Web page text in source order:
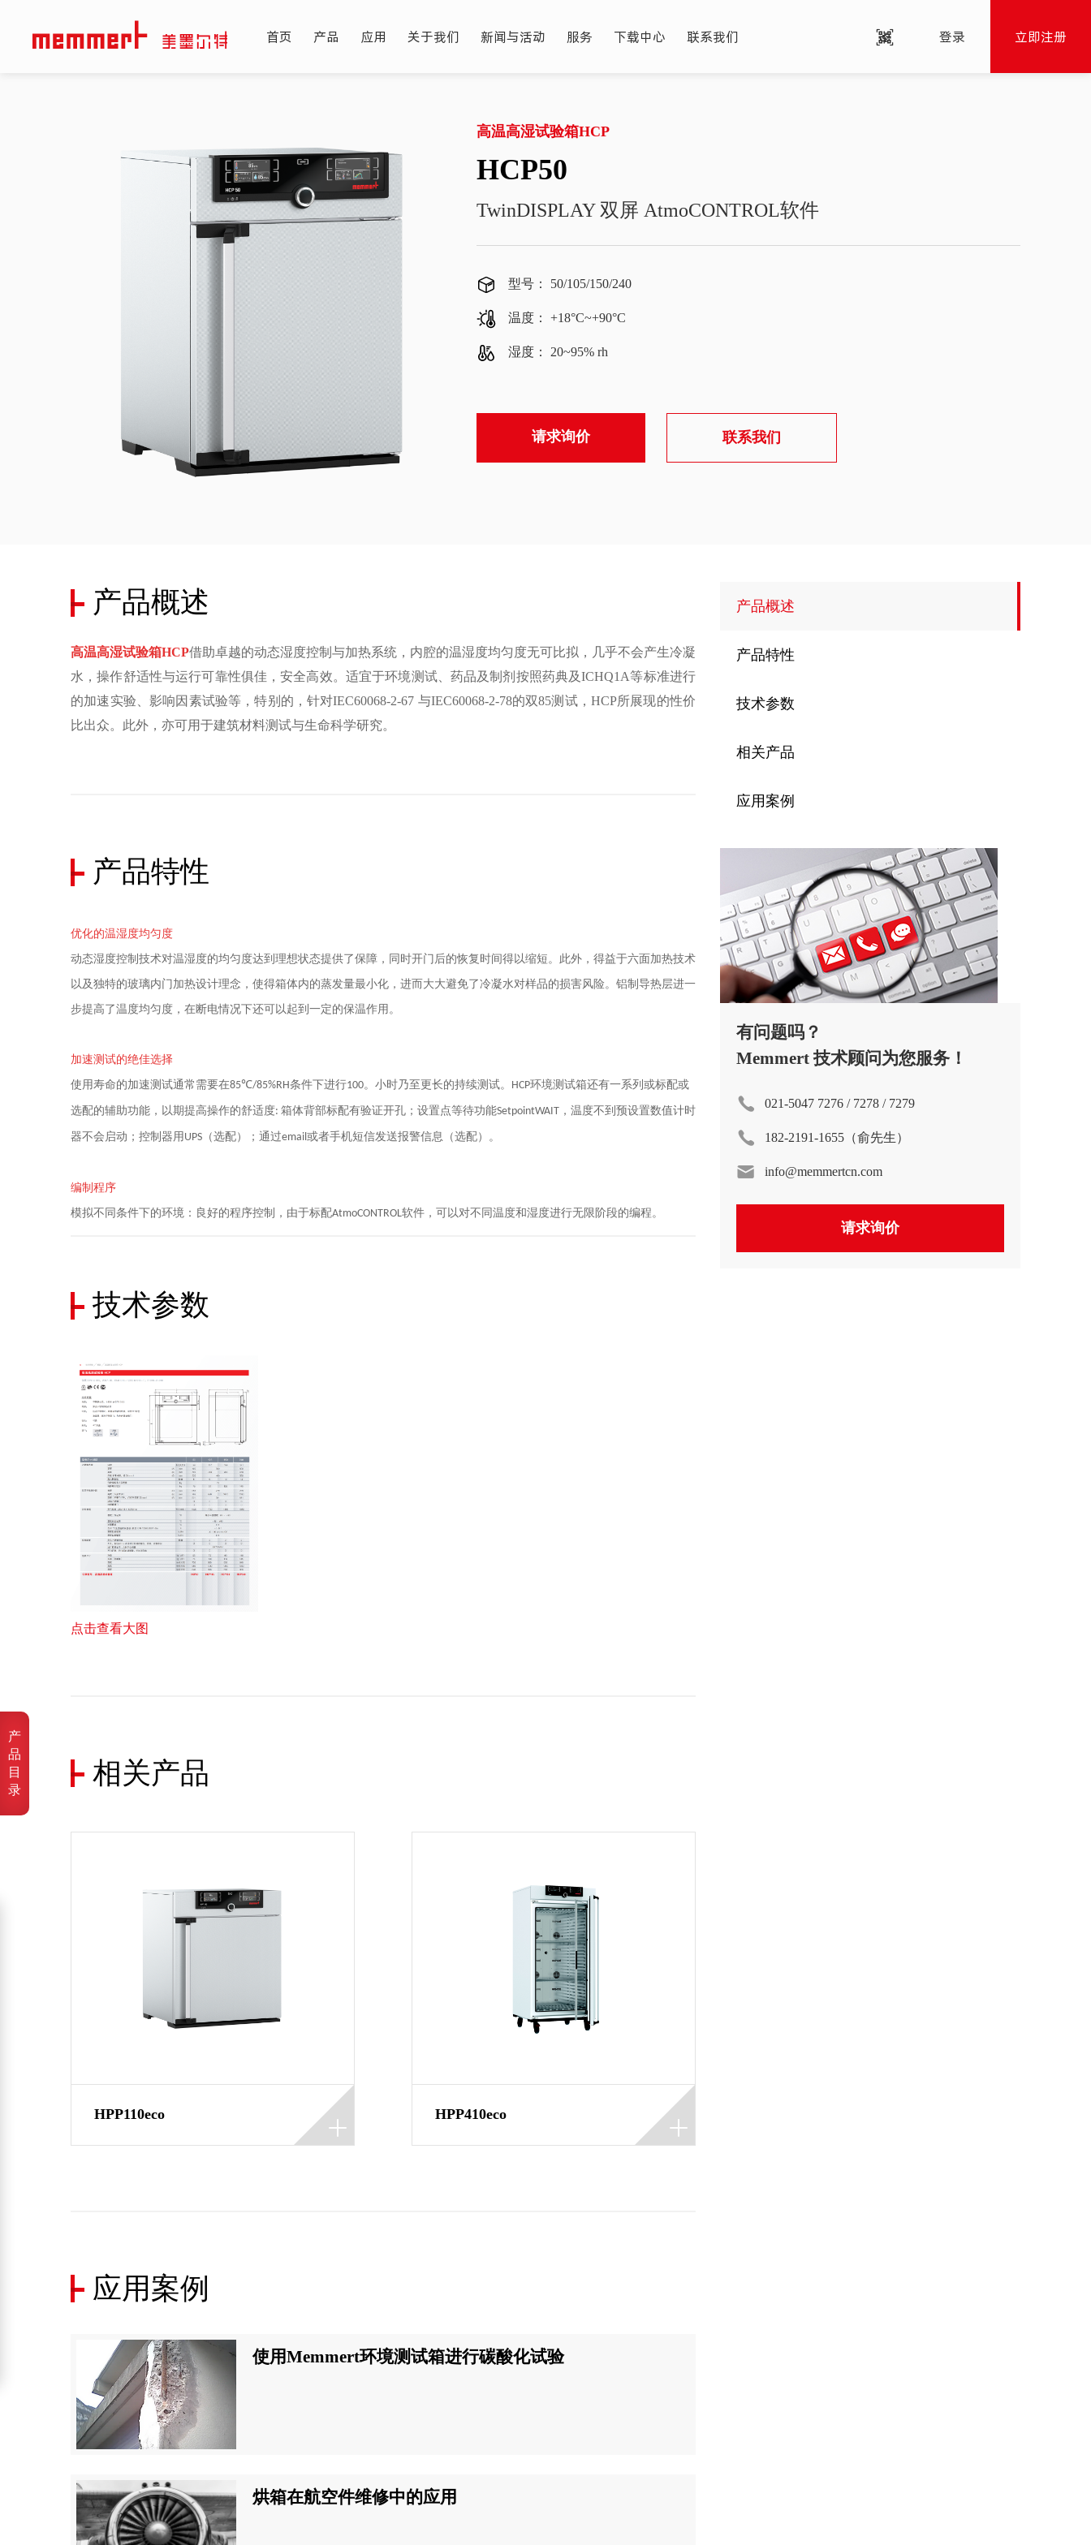
首页 产品 应用 关于我们 新闻与活动 服务 下载中心 联系我们 登录 立即注册
高温高湿试验箱HCP
HCP50
TwinDISPLAY 双屏 AtmoCONTROL软件
型号： 50/105/150/240
温度： +18°C~+90°C
湿度： 20~95% rh
请求询价 联系我们
产品概述
高温高湿试验箱HCP借助卓越的动态湿度控制与加热系统，内腔的温湿度均匀度无可比拟，几乎不会产生冷凝
水，操作舒适性与运行可靠性俱佳，安全高效。适宜于环境测试、药品及制剂按照药典及ICHQ1A等标准进行
的加速实验、影响因素试验等，特别的，针对IEC60068-2-67 与IEC60068-2-78的双85测试， HCP所展现的性价
比出众。此外，亦可用于建筑材料测试与生命科学研究。
产品特性
优化的温湿度均匀度
动态湿度控制技术对温湿度的均匀度达到理想状态提供了保障，同时开门后的恢复时间得以缩短。此外，得益于六面加热技术
以及独特的玻璃内门加热设计理念，使得箱体内的蒸发量最小化，进而大大避免了冷凝水对样品的损害风险。铝制导热层进一
步提高了温度均匀度，在断电情况下还可以起到一定的保温作用。
加速测试的绝佳选择
使用寿命的加速测试通常需要在85℃/85%RH条件下进行100。小时乃至更长的持续测试。 HCP环境测试箱还有一系列或标配或
选配的辅助功能，以期提高操作的舒适度: 箱体背部标配有验证开孔；设置点等待功能SetpointWAIT ，温度不到预设置数值计时
器不会启动；控制器用 UPS （选配）；通过email或者手机短信发送报警信息（选配）。
编制程序
模拟不同条件下的环境：良好的程序控制，由于标配AtmoCONTROL软件，可以对不同温度和湿度进行无限阶段的编程。
技术参数
点击查看大图
相关产品
HPP110eco HPP410eco
应用案例
使用Memmert环境测试箱进行碳酸化试验
烘箱在航空件维修中的应用
产品概述
产品特性
技术参数
相关产品
应用案例
有问题吗？
Memmert 技术顾问为您服务！
021-5047 7276 / 7278 / 7279
182-2191-1655（俞先生）
info@memmertcn.com
请求询价
产
品
目
录